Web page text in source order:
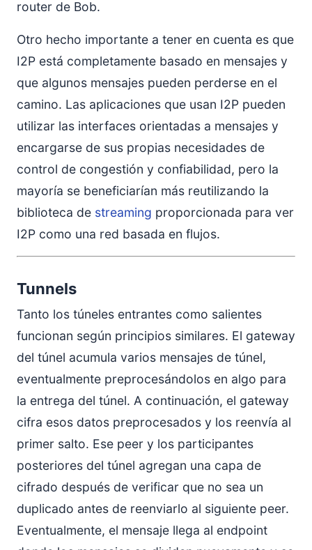
router de Bob.
Otro hecho importante a tener en cuenta es que
I2P está completamente basado en mensajes y
que algunos mensajes pueden perderse en el
camino. Las aplicaciones que usan I2P pueden
utilizar las interfaces orientadas a mensajes y
encargarse de sus propias necesidades de
control de congestión y confiabilidad, pero la
mayoría se beneficiarían más reutilizando la
biblioteca de streaming proporcionada para ver
I2P como una red basada en flujos.
Tunnels
Tanto los túneles entrantes como salientes
funcionan según principios similares. El gateway
del túnel acumula varios mensajes de túnel,
eventualmente preprocesándolos en algo para
la entrega del túnel. A continuación, el gateway
cifra esos datos preprocesados y los reenvía al
primer salto. Ese peer y los participantes
posteriores del túnel agregan una capa de
cifrado después de verificar que no sea un
duplicado antes de reenviarlo al siguiente peer.
Eventualmente, el mensaje llega al endpoint